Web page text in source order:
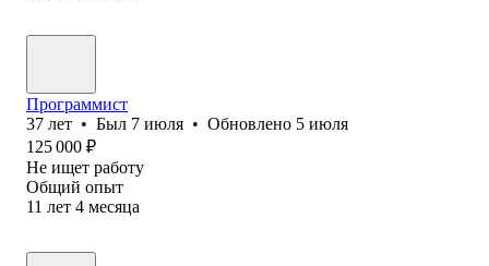
Программист
37 лет • Был 7 июля • Обновлено 5 июля
125 000 ₽
Не ищет работу
Общий опыт
11 лет 4 месяца